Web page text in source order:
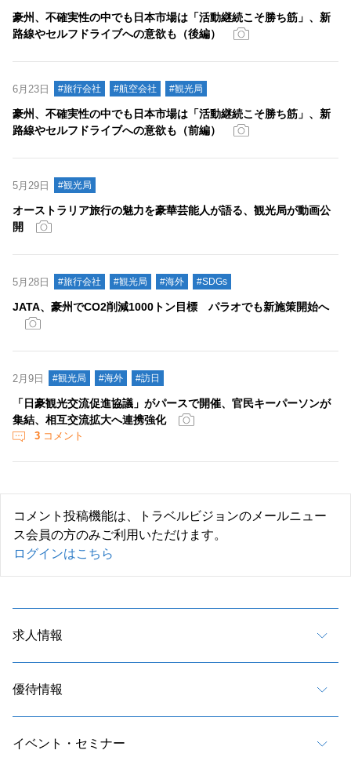
豪州、不確実性の中でも日本市場は「活動継続こそ勝ち筋」、新
路線やセルフドライブへの意欲も（後編）
6月23日 #旅行会社 #航空会社 #観光局
豪州、不確実性の中でも日本市場は「活動継続こそ勝ち筋」、新
路線やセルフドライブへの意欲も（前編）
5月29日 #観光局
オーストラリア旅行の魅力を豪華芸能人が語る、観光局が動画公
開
5月28日 #旅行会社 #観光局 #海外 #SDGs
JATA、豪州でCO2削減1000トン目標 パラオでも新施策開始へ
2月9日 #観光局 #海外 #訪日
「日豪観光交流促進協議」がパースで開催、官民キーパーソンが
集結、相互交流拡大へ連携強化
3 コメント
コメント投稿機能は、トラベルビジョンのメールニュー
ス会員の方のみご利用いただけます。
ログインはこちら
求人情報
優待情報
イベント・セミナー